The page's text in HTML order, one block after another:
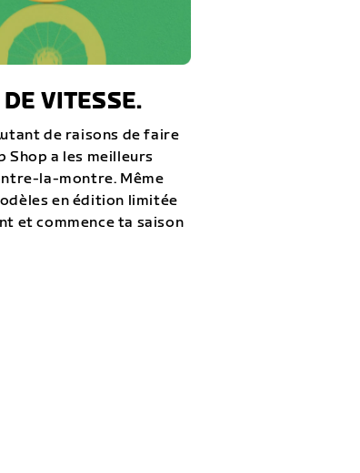
VITESSE.
de raisons de faire
Shop a les meilleurs
la-montre. Même
en édition limitée
et commence ta saison